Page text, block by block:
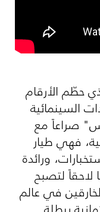
حطّم الأرقام
السينمائية
صراعاً مع
فهي طيار
ورائدة
لتصبح
في عالم